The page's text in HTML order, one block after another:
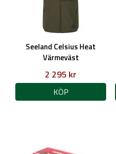
Seeland Celsius Heat
Värmeväst
2 295 kr
KÖP